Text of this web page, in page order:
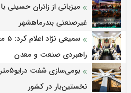
میزبانی از زائران حسینی
غیرصنعتی بندرماهشهر
راهبردی صنعت و معدن
نخستین‌بار در کشور